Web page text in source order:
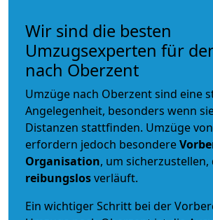
Wir sind die besten
Umzugsexperten für
nach Oberzent
Umzüge nach Oberzent sind eine
Angelegenheit, besonders wenn
Distanzen stattfinden. Umzüge
erfordern jedoch besondere
Organisation, um sicherzustellen,
reibungslosverläuft.
Ein wichtiger Schritt bei der